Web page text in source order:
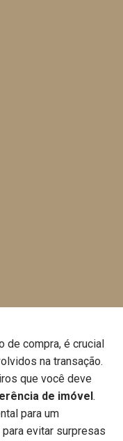
de compra, é crucial
na transação.
que você deve
de imóvel .
para um
evitar surpresas